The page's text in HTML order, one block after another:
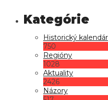
Historický kalendár
750
Regióny
1028
Aktuality
2426
Názory